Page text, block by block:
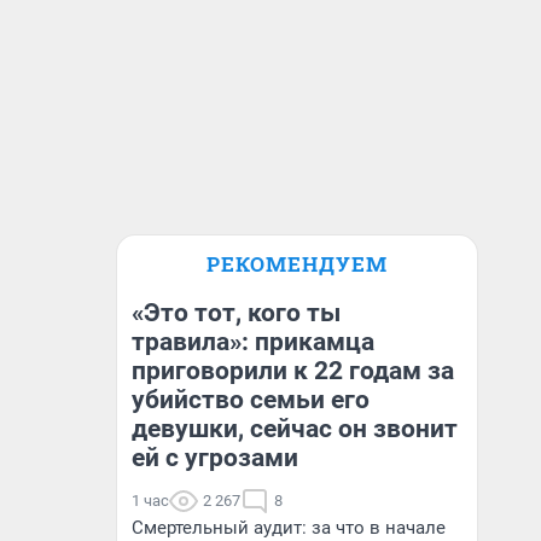
РЕКОМЕНДУЕМ
«Это тот, кого ты
травила»: прикамца
приговорили к 22 годам за
убийство семьи его
девушки, сейчас он звонит
ей с угрозами
1 час 2 267 8
Смертельный аудит: за что в начале